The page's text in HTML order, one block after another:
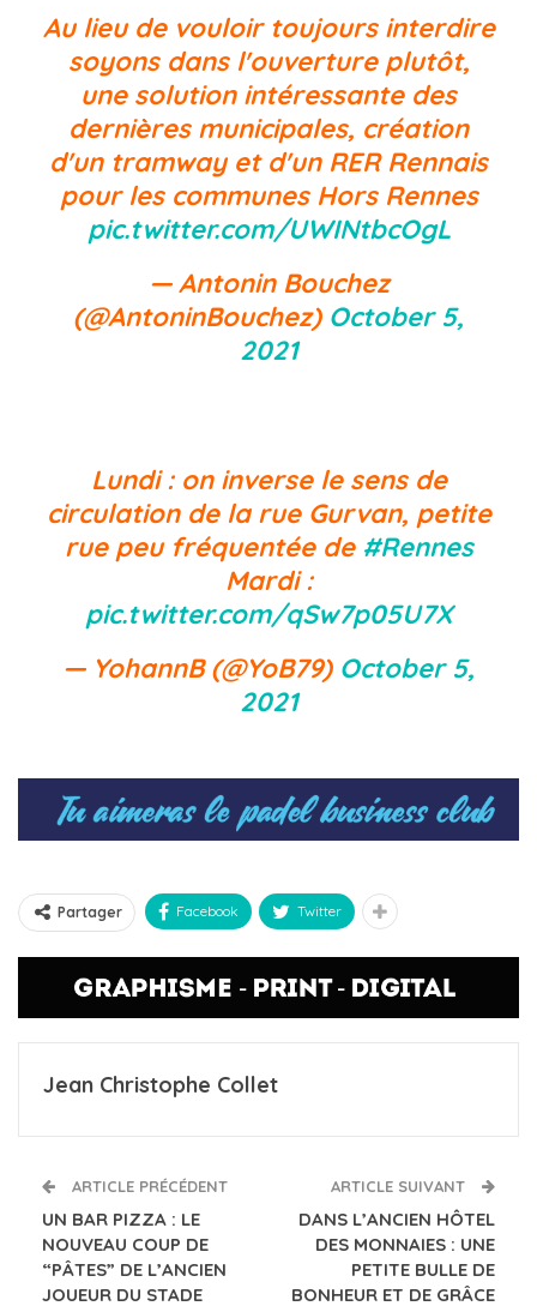
Au lieu de vouloir toujours interdire
soyons dans l'ouverture plutôt,
une solution intéressante des
dernières municipales, création
d'un tramway et d'un RER Rennais
pour les communes Hors Rennes
pic.twitter.com/UWINtbcOgL
— Antonin Bouchez
(@AntoninBouchez) October 5,
2021
Lundi : on inverse le sens de
circulation de la rue Gurvan, petite
rue peu fréquentée de #Rennes
Mardi :
pic.twitter.com/qSw7p05U7X
— YohannB (@YoB79) October 5,
2021
Partager Facebook Twitter
Jean Christophe Collet
ARTICLE PRÉCÉDENT
UN BAR PIZZA : LE
NOUVEAU COUP DE
“PÂTES” DE L’ANCIEN
JOUEUR DU STADE
ARTICLE SUIVANT
DANS L’ANCIEN HÔTEL
DES MONNAIES : UNE
PETITE BULLE DE
BONHEUR ET DE GRÂCE